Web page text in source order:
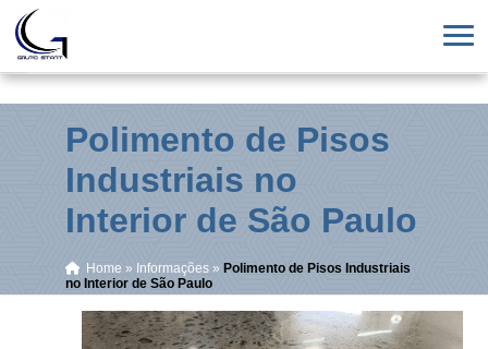
Polimento de Pisos
Industriais no
Interior de São Paulo
Home » Informações » Polimento de Pisos Industriais
no Interior de São Paulo